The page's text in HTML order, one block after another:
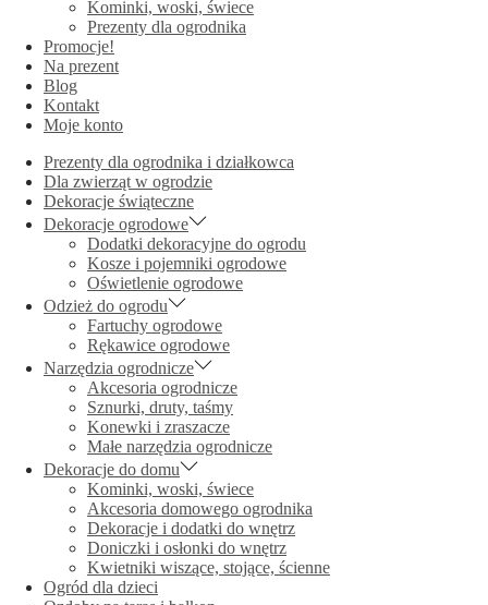
Kominki, woski, świece
Prezenty dla ogrodnika
Promocje!
Na prezent
Blog
Kontakt
Moje konto
Prezenty dla ogrodnika i działkowca
Dla zwierząt w ogrodzie
Dekoracje świąteczne
Dekoracje ogrodowe
Dodatki dekoracyjne do ogrodu
Kosze i pojemniki ogrodowe
Oświetlenie ogrodowe
Odzież do ogrodu
Fartuchy ogrodowe
Rękawice ogrodowe
Narzędzia ogrodnicze
Akcesoria ogrodnicze
Sznurki, druty, taśmy
Konewki i zraszacze
Małe narzędzia ogrodnicze
Dekoracje do domu
Kominki, woski, świece
Akcesoria domowego ogrodnika
Dekoracje i dodatki do wnętrz
Doniczki i osłonki do wnętrz
Kwietniki wiszące, stojące, ścienne
Ogród dla dzieci